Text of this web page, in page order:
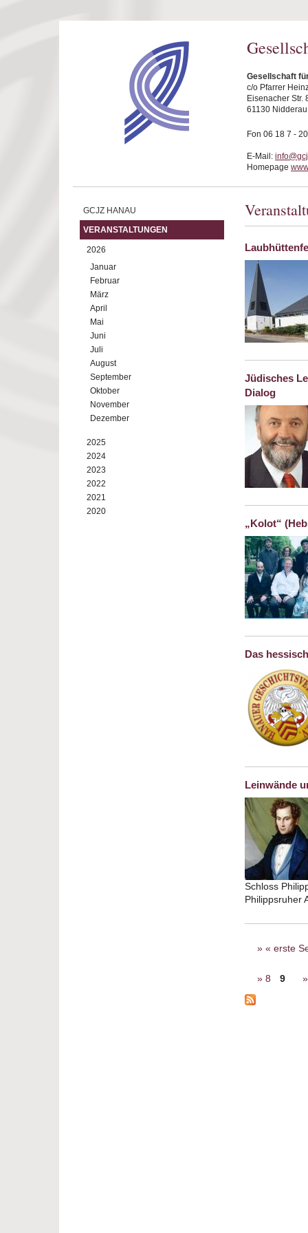
Gesellschaft
c/o Pfarrer
Eisenacher Str.
61130 Nidderau
Fon 06 18 7 -
E-Mail:
Homepage
GCJZ HANAU
VERANSTALTUNGEN
2026
Januar
Februar
März
April
Mai
Juni
Juli
August
September
Oktober
November
Dezember
2025
2024
2023
2022
2021
2020
Jüdisches
Dialog
„Kolot“
Das
Leinwände
Schloss
Philippsruher
Seiten
« erste
8 9